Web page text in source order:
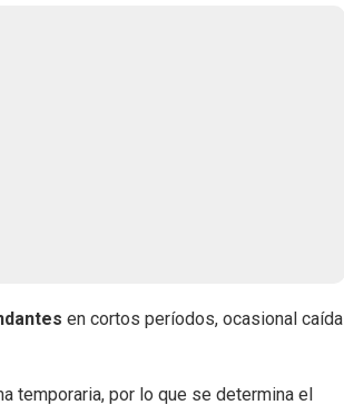
en cortos períodos, ocasional caída
temporaria, por lo que se determina el